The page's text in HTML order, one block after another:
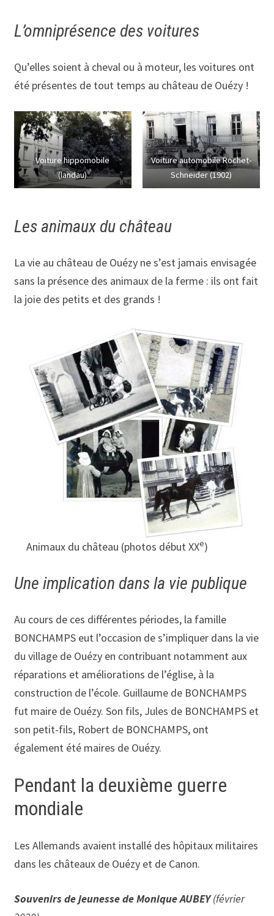
L’omniprésence des voitures
Qu’elles soient à cheval ou à moteur, les voitures ont
été présentes de tout temps au château de Ouézy !
Voiture hippomobile
(landau)
Voiture automobile Rochet-
Schneider (1902)
Les animaux du château
La vie au château de Ouézy ne s’est jamais envisagée
sans la présence des animaux de la ferme : ils ont fait
la joie des petits et des grands !
Animaux du château (photos début XXe)
Une implication dans la vie publique
Au cours de ces différentes périodes, la famille
BONCHAMPS eut l’occasion de s’impliquer dans la vie
du village de Ouézy en contribuant notamment aux
réparations et améliorations de l’église, à la
construction de l’école. Guillaume de BONCHAMPS
fut maire de Ouézy. Son fils, Jules de BONCHAMPS et
son petit-fils, Robert de BONCHAMPS, ont
également été maires de Ouézy.
Pendant la deuxième guerre
mondiale
Les Allemands avaient installé des hôpitaux militaires
dans les châteaux de Ouézy et de Canon.
Souvenirs de jeunesse de Monique AUBEY(février